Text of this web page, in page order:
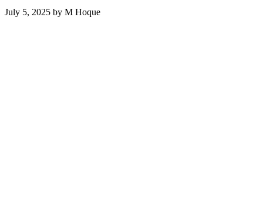
July 5, 2025 by M Hoque